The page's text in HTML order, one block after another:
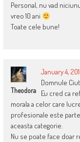
Personal, nu vad
vreo 10 ani
Toate cele bune!
Theodora
January 4,
Domnule
Eu cred ca
morala a celor care
profesionale este
aceasta categorie.
Nu se poate face doar